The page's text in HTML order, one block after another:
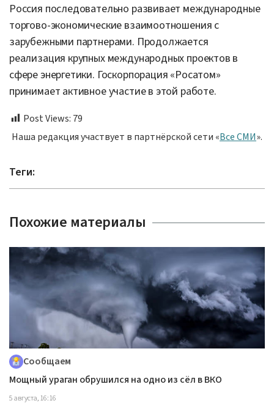
Россия последовательно развивает международные
торгово-экономические взаимоотношения с
зарубежными партнерами. Продолжается
реализация крупных международных проектов в
сфере энергетики. Госкорпорация «Росатом»
принимает активное участие в этой работе.
Post Views: 79
Наша редакция участвует в партнёрской сети «Все СМИ».
Теги:
Похожие материалы
Сообщаем
Мощный ураган обрушился на одно из сёл в ВКО
5 августа, 16:16